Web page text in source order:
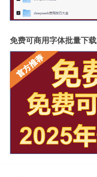
免费可商用字体批量下载